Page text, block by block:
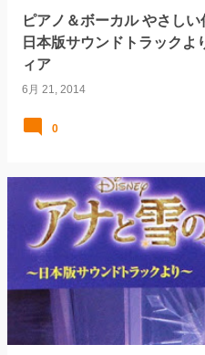
ピアノ＆ボーカル やさし
日本版サウンドトラックよ
ィア
6月 21, 2014
0